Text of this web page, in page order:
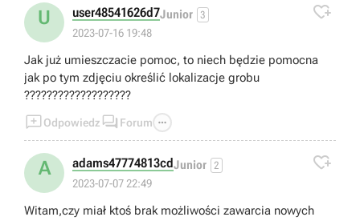
U user48541626d7Junior 3
2023-07-16 19:48

Jak już umieszczacie pomoc, to niech będzie pomocna
jak po tym zdjęciu określić lokalizacje grobu
???????????????????
Odpowiedz  Forum 
A adams47774813cdJunior 2
2023-07-07 22:49

Witam,czy miał ktoś brak możliwości zawarcia nowych